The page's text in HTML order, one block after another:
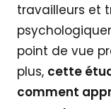
travailleurs et
point de vue
plus, cette
comment